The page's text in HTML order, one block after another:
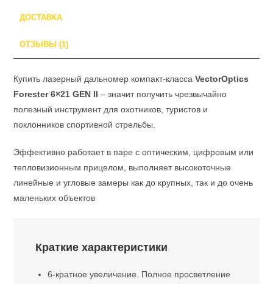
ДОСТАВКА
ОТЗЫВЫ (1)
Купить лазерный дальномер компакт-классаVectorOptics
Forester 6×21 GEN II– значит получить чрезвычайно
полезный инструмент для охотников, туристов и
поклонников спортивной стрельбы.
Эффективно работает в паре с оптическим, цифровым или
тепловизионным прицелом, выполняет высокоточные
линейные и угловые замеры как до крупных, так и до очень
маленьких объектов
Краткие характеристики
6-кратное увеличение. Полное просветление